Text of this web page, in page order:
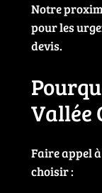
Notre
pour les
devis.
Vallée
Faire appel
choisir :